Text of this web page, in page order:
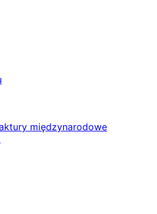
międzynarodowe